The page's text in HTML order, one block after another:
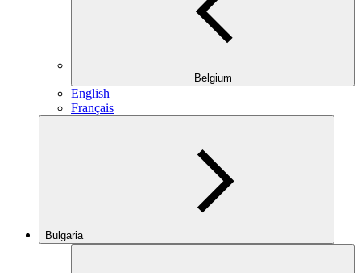
Belgium
English
Français
Bulgaria